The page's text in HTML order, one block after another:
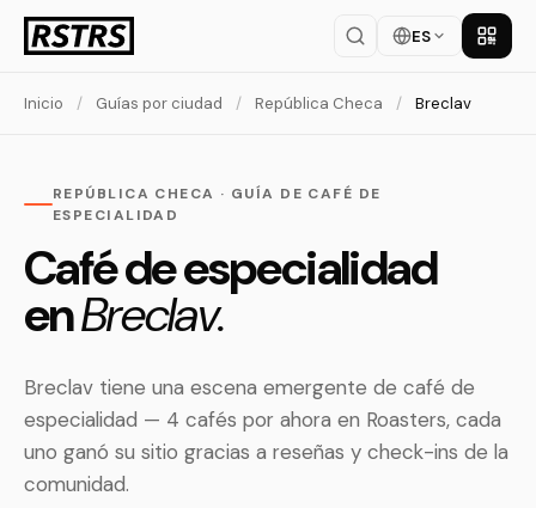
ES
Inicio / Guías por ciudad / República Checa / Breclav
REPÚBLICA CHECA · GUÍA DE CAFÉ DE
ESPECIALIDAD
Café de especialidad
enBreclav.
Breclav tiene una escena emergente de café de
especialidad — 4 cafés por ahora en Roasters, cada
uno ganó su sitio gracias a reseñas y check-ins de la
comunidad.